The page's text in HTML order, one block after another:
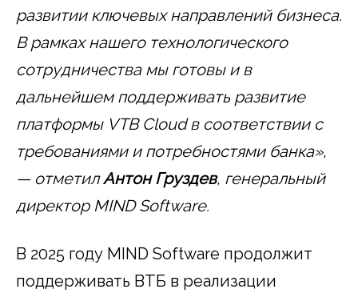
развитии ключевых направлений бизнеса.
В рамках нашего технологического
сотрудничества мы готовы и в
дальнейшем поддерживать развитие
платформы VTB Cloud в соответствии с
требованиями и потребностями банка»,
— отметилАнтон Груздев, генеральный
директор MIND Software.
В 2025 году MIND Software продолжит
поддерживать ВТБ в реализации